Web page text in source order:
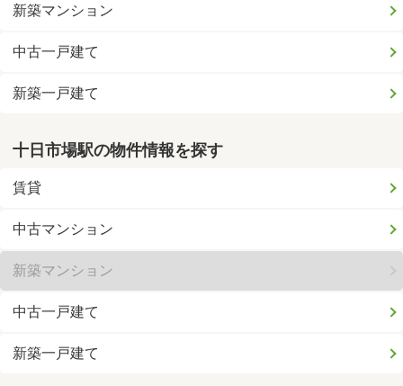
新築マンション
中古一戸建て
新築一戸建て
十日市場駅の物件情報を探す
賃貸
中古マンション
新築マンション
中古一戸建て
新築一戸建て